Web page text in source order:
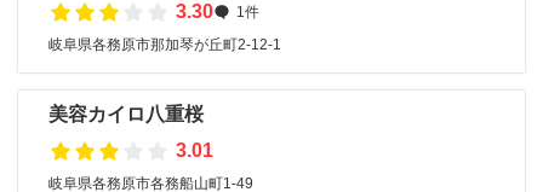
3.30
1件
岐阜県各務原市那加琴が丘町2-12-1
美容カイロ八重桜
3.01
岐阜県各務原市各務船山町1-49